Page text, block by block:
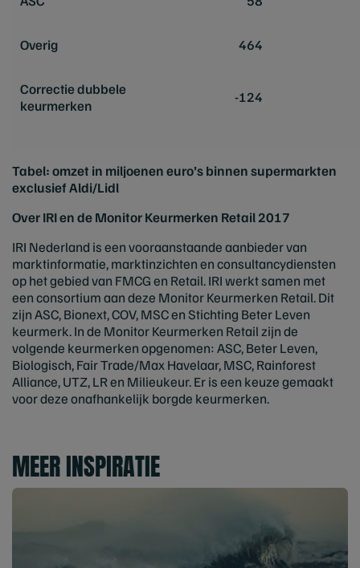
Overig 464
Correctie dubbele
keurmerken
-124
Tabel: omzet in miljoenen euro’s binnen supermarkten
exclusief Aldi/Lidl
Over IRI en de Monitor Keurmerken Retail 2017
IRI Nederland is een vooraanstaande aanbieder van
marktinformatie, marktinzichten en consultancydiensten
op het gebied van FMCG en Retail. IRI werkt samen met
een consortium aan deze Monitor Keurmerken Retail. Dit
zijn ASC, Bionext, COV, MSC en Stichting Beter Leven
keurmerk. In de Monitor Keurmerken Retail zijn de
volgende keurmerken opgenomen: ASC, Beter Leven,
Biologisch, Fair Trade/Max Havelaar, MSC, Rainforest
Alliance, UTZ, LR en Milieukeur. Er is een keuze gemaakt
voor deze onafhankelijk borgde keurmerken.
MEER INSPIRATIE